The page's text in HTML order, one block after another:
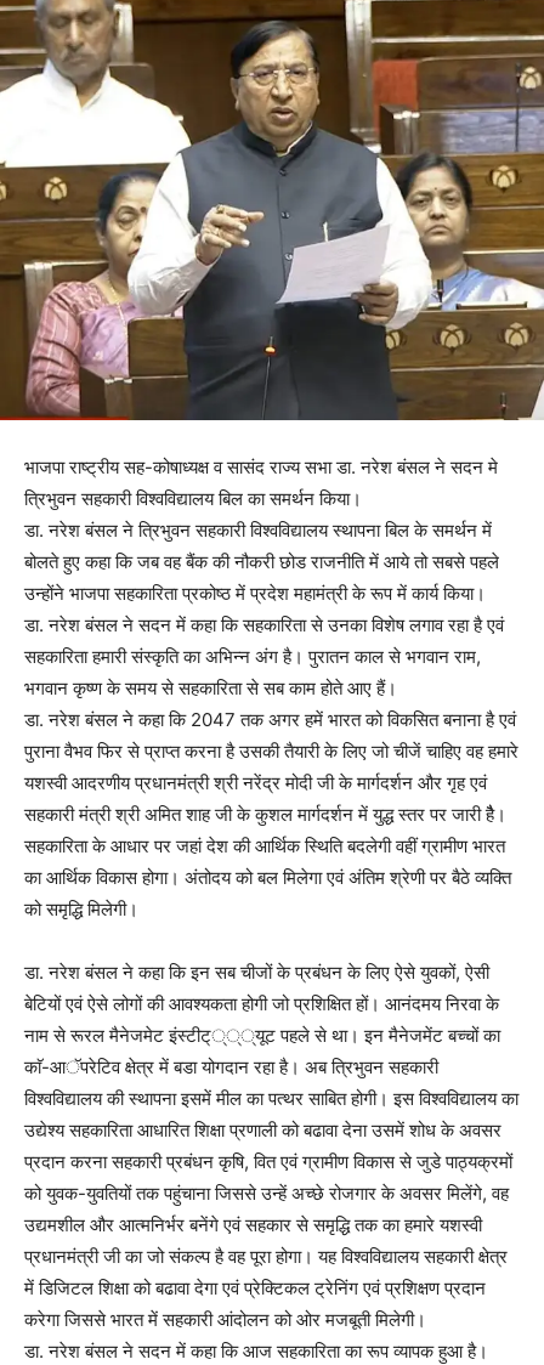
भाजपा राष्ट्रीय सह-कोषाध्यक्ष व सासंद राज्य सभा डा. नरेश बंसल ने सदन मे
त्रिभुवन सहकारी विश्वविद्यालय बिल का समर्थन किया।
डा. नरेश बंसल ने त्रिभुवन सहकारी विश्वविद्यालय स्थापना बिल के समर्थन में
बोलते हुए कहा कि जब वह बैंक की नौकरी छोड राजनीति में आये तो सबसे पहले
उन्होंने भाजपा सहकारिता प्रकोष्ठ में प्रदेश महामंत्री के रूप में कार्य किया।
डा. नरेश बंसल ने सदन में कहा कि सहकारिता से उनका विशेष लगाव रहा है एवं
सहकारिता हमारी संस्कृति का अभिन्न अंग है। पुरातन काल से भगवान राम,
भगवान कृष्ण के समय से सहकारिता से सब काम होते आए हैं।
डा. नरेश बंसल ने कहा कि 2047 तक अगर हमें भारत को विकसित बनाना है एवं
पुराना वैभव फिर से प्राप्त करना है उसकी तैयारी के लिए जो चीजें चाहिए वह हमारे
यशस्वी आदरणीय प्रधानमंत्री श्री नरेंद्र मोदी जी के मार्गदर्शन और गृह एवं
सहकारी मंत्री श्री अमित शाह जी के कुशल मार्गदर्शन में युद्ध स्तर पर जारी हैै।
सहकारिता के आधार पर जहां देश की आर्थिक स्थिति बदलेगी वहीं ग्रामीण भारत
का आर्थिक विकास होगा। अंतोदय को बल मिलेगा एवं अंतिम श्रेणी पर बैठे व्यक्ति
को समृद्धि मिलेगी।
डा. नरेश बंसल ने कहा कि इन सब चीजों के प्रबंधन के लिए ऐसे युवकों, ऐसी
बेटियों एवं ऐसे लोगों की आवश्यकता होगी जो प्रशिक्षित हों। आनंदमय निरवा के
नाम से रूरल मैनेजमेट इंस्टीट््््यूट पहले से था। इन मैनेजमेंट बच्चों का
काॅ-आॅपरेटिव क्षेत्र में बडा योगदान रहा है। अब त्रिभुवन सहकारी
विश्वविद्यालय की स्थापना इसमें मील का पत्थर साबित होगी। इस विश्वविद्यालय का
उद्येश्य सहकारिता आधारित शिक्षा प्रणाली को बढावा देना उसमें शोध के अवसर
प्रदान करना सहकारी प्रबंधन कृषि, वित एवं ग्रामीण विकास से जुडे पाठ्यक्रमों
को युवक-युवतियों तक पहुंचाना जिससे उन्हें अच्छे रोजगार के अवसर मिलेंगे, वह
उद्यमशील और आत्मनिर्भर बनेंगे एवं सहकार से समृद्धि तक का हमारे यशस्वी
प्रधानमंत्री जी का जो संकल्प है वह पूरा होगा। यह विश्वविद्यालय सहकारी क्षेत्र
में डिजिटल शिक्षा को बढावा देगा एवं प्रेक्टिकल ट्रेनिंग एवं प्रशिक्षण प्रदान
करेगा जिससे भारत में सहकारी आंदोलन को ओर मजबूती मिलेगी।
डा. नरेश बंसल ने सदन में कहा कि आज सहकारिता का रूप व्यापक हुआ है।